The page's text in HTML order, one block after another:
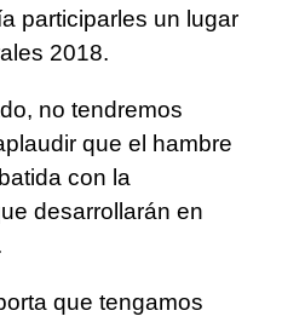
participarles un lugar
2018.
no tendremos
que el hambre
con la
desarrollarán en
que tengamos